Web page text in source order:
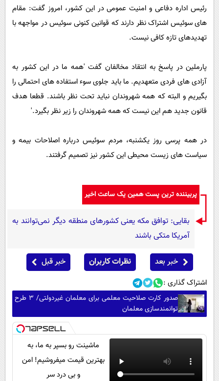
رئیس اداره دفاعی و امنیت عمومی در این کشور، امروز گفت: مقام
های سوئیس اشتراک نظر دارند که قوانین کنونی سوئیس در مواجهه با
تهدیدهای تازه کافی نیست.
پارملین در پاسخ به انتقاد مخالفان گفت 'همه ما در این کشور به
آزادی های فردی متعهدیم. ما باید جلوی سوء استفاده های احتمالی را
بگیریم و البته که همه شهروندان نباید تحت نظر باشند. قطعا هدف
قانون جدید هم این نیست که همه شهروندان را زیر نظر بگیرد.'
در همه پرسی روز یکشنبه، مردم سوئیس درباره اصلاحات بیمه و
سیاست های زیست محیطی این کشور نیز تصمیم گرفتند.
پربیننده ترین پست همین یک ساعت اخیر
بقایی: توافق مکه یعنی کشورهای منطقه دیگر نمی‌توانند به
آمریکا متکی باشند
خبر بعد نظرات کاربران خبر قبل
اشتراک گذاری :
صدور کارت صلاحیت معلمی برای معلمان غیردولتی/ ۳ طرح
توانمندسازی معلمان
ماشینت رو بسپر به ما، به
بهترین قیمت میفروشیم! امن
و بی درد سر